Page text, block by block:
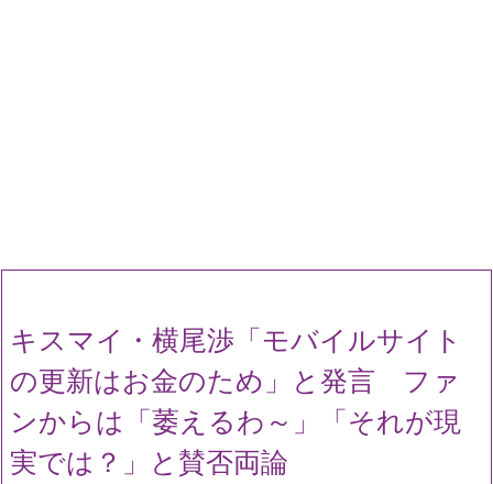
キスマイ・横尾渉「モバイルサイト
の更新はお金のため」と発言 ファ
ンからは「萎えるわ～」「それが現
実では？」と賛否両論